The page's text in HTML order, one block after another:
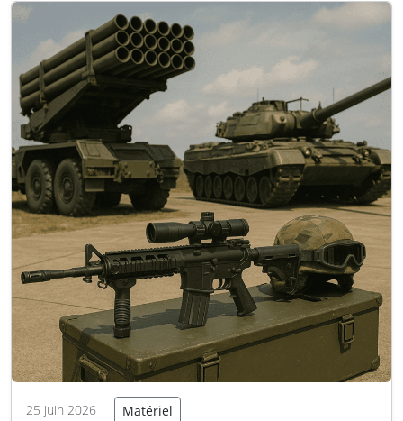
augmentation des effectifs britanniques
déployés sur le flanc est de…
25 juin 2026 Matériel